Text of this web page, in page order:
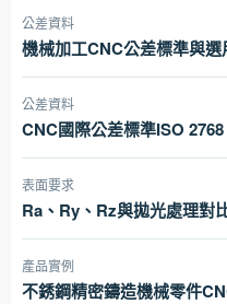
公差資料
機械加工CNC公差標準與選
公差資料
CNC國際公差標準ISO 2768
表面要求
Ra、Ry、Rz與拋光處理對
產品實例
不銹鋼精密鑄造機械零件